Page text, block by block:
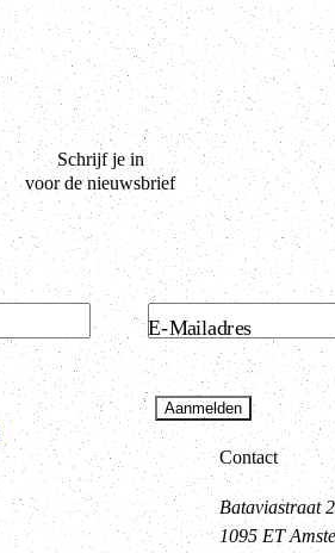
Schrijf je in
voor de nieuwsbrief
E-Mailadres
Aanmelden
Contact
Bataviastraat
1095 ET